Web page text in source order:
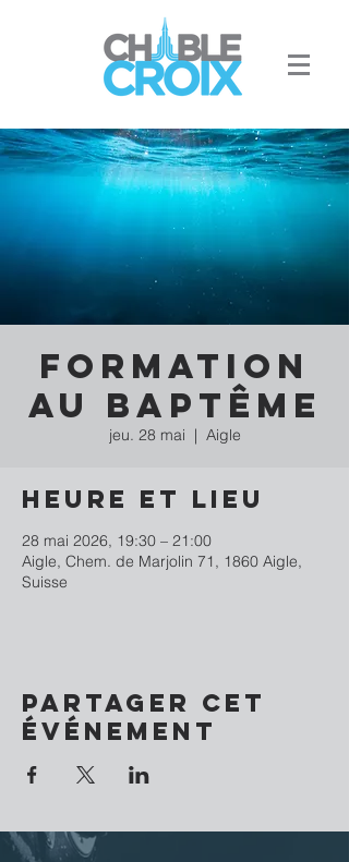
Formation
au baptême
jeu. 28 mai
  |
Aigle
Heure et lieu
28 mai 2026, 19:30 – 21:00
Aigle, Chem. de Marjolin 71, 1860 Aigle,
Suisse
Partager cet
événement